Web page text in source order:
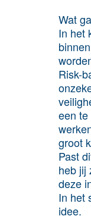
Wat
In het
Risk-
een
groot
Past
heb jij
deze
In het
idee.